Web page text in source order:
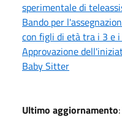
sperimentale di
Bando per
con figli di età tra i 3 e
Approvazione
Baby Sitter
Ultimo aggiornamento